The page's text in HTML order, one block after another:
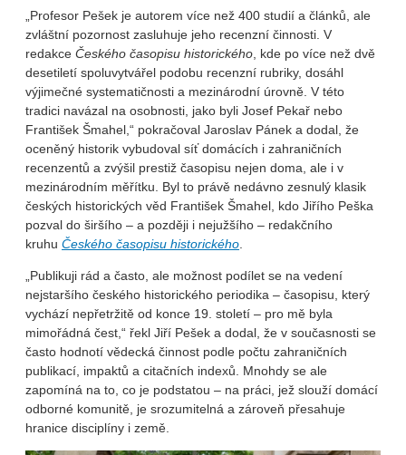
„Profesor Pešek je autorem více než 400 studií a článků, ale
zvláštní pozornost zasluhuje jeho recenzní činnosti. V
redakce Českého časopisu historického, kde po více než dvě
desetiletí spoluvytvářel podobu recenzní rubriky, dosáhl
výjimečné systematičnosti a mezinárodní úrovně. V této
tradici navázal na osobnosti, jako byli Josef Pekař nebo
František Šmahel,“ pokračoval Jaroslav Pánek a dodal, že
oceněný historik vybudoval síť domácích i zahraničních
recenzentů a zvýšil prestiž časopisu nejen doma, ale i v
mezinárodním měřítku. Byl to právě nedávno zesnulý klasik
českých historických věd František Šmahel, kdo Jiřího Peška
pozval do širšího – a později i nejužšího – redakčního
kruhu Českého časopisu historického.
„Publikuji rád a často, ale možnost podílet se na vedení
nejstaršího českého historického periodika – časopisu, který
vychází nepřetržitě od konce 19. století – pro mě byla
mimořádná čest,“ řekl Jiří Pešek a dodal, že v současnosti se
často hodnotí vědecká činnost podle počtu zahraničních
publikací, impaktů a citačních indexů. Mnohdy se ale
zapomíná na to, co je podstatou – na práci, jež slouží domácí
odborné komunitě, je srozumitelná a zároveň přesahuje
hranice disciplíny i země.